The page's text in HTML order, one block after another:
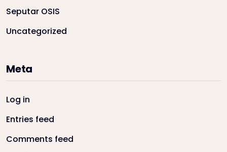
Seputar OSIS
Uncategorized
Meta
Log in
Entries feed
Comments feed